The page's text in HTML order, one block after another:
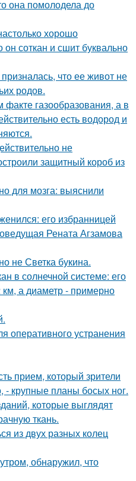
она помолодела до
хорошо
он соткан и сшит буквально
что ее живот не
родов.
газообразования, а в
есть водород и
не
защитный короб из
для мозга: выяснили
его избранницей
Рената Агзамова
не Светка букина.
в солнечной системе: его
км, а диаметр - примерно
оперативного устранения
прием, который зрители
- крупные планы босых ног.
которые выглядят
ткань.
из двух разных колец
обнаружил, что